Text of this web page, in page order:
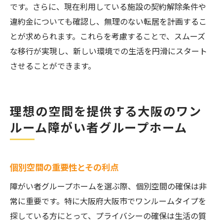
です。さらに、現在利用している施設の契約解除条件や
違約金についても確認し、無理のない転居を計画するこ
とが求められます。これらを考慮することで、スムーズ
な移行が実現し、新しい環境での生活を円滑にスタート
させることができます。
理想の空間を提供する大阪のワン
ルーム障がい者グループホーム
個別空間の重要性とその利点
障がい者グループホームを選ぶ際、個別空間の確保は非
常に重要です。特に大阪府大阪市でワンルームタイプを
探している方にとって、プライバシーの確保は生活の質